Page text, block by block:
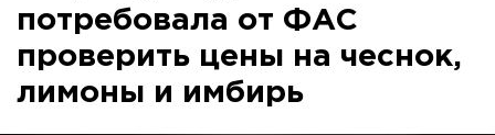
потребовала от ФАС
проверить цены на чеснок,
лимоны и имбирь